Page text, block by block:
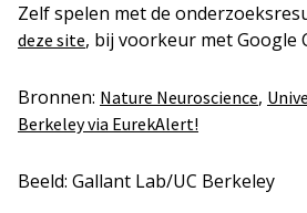
Zelf spelen met de
deze site, bij voorkeur met Google
Bronnen: Nature Neuroscience,
Berkeley via EurekAlert!
Beeld: Gallant Lab/UC Berkeley